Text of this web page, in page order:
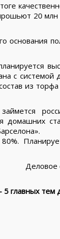
20 млн
основания
с
из торфа
домашних
Деловое
главных